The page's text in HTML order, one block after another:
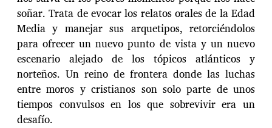
soñar. Trata de evocar los relatos orales de la Edad
Media y manejar sus arquetipos, retorciéndolos
para ofrecer un nuevo punto de vista y un nuevo
escenario alejado de los tópicos atlánticos y
norteños. Un reino de frontera donde las luchas
entre moros y cristianos son solo parte de unos
tiempos convulsos en los que sobrevivir era un
desafío.